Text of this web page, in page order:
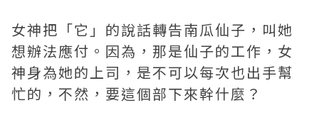
女神把「它」的說話轉告南瓜仙子，叫她
想辦法應付。因為，那是仙子的工作，女
神身為她的上司，是不可以每次也出手幫
忙的，不然，要這個部下來幹什麼？